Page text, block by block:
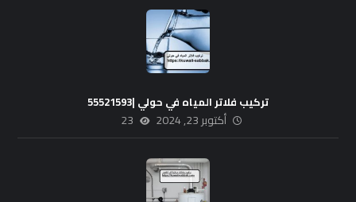
تركيب فلاتر المياه في حولي |55521593
أكتوبر 23, 2024 23